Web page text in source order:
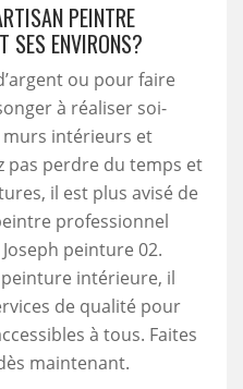
PEINTRE
SES ENVIRONS?
ou pour faire
à réaliser soi-
intérieurs et
pas perdre du temps et
il est plus avisé de
professionnel
peinture 02.
intérieure, il
de qualité pour
à tous. Faites
maintenant.